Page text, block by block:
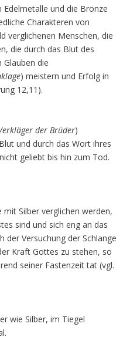
und die Bronze
Charakteren von
verglichenen Menschen, die
die durch das Blut des
Glauben die
) meistern und Erfolg in
12,11).
der Brüder)
und durch das Wort ihres
geliebt bis hin zum Tod.
mit Silber verglichen werden,
sind und sich eng an das
Versuchung der Schlange
Kraft Gottes zu stehen, so
seiner Fastenzeit tat (vgl.
wie Silber, im Tiegel